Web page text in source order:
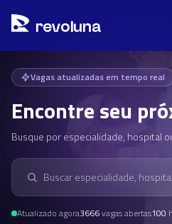
revoluna
Vagas atualizadas em tempo real
Encontre seu
Busque por especialidade, hospital
Buscar hospital
Atualizado agora3666vagas abertas100